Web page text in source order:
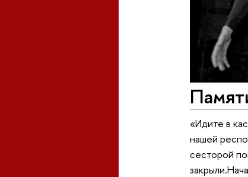
«Идите в
нашей
сесторой